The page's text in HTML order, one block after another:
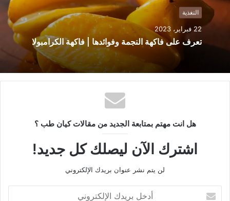
و
ي
ب
التغذية
22 فبراير، 2023
تعرف على فاكهة النجمة وفوائدها | فاكهة الكرامبولا
هل انت مهتم بمتابعة الجديد من مقالات كيان طب ؟
اشترك الآن ليصلك كل جديد!
لن يتم نشر عنوان بريدك الإلكتروني